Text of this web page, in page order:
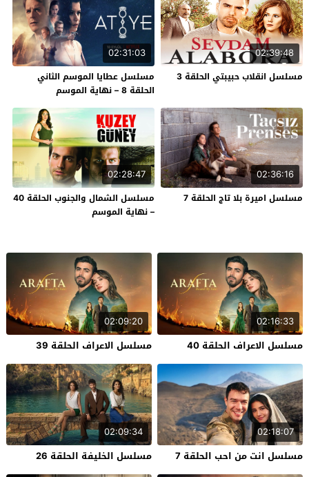
02:39:48
مسلسل انقلاب حبيبتي الحلقة 3
02:31:03
مسلسل عطايا الموسم الثاني
الحلقة 8 – نهاية الموسم
02:36:16
مسلسل اميرة بلا تاج الحلقة 7
02:28:47
مسلسل الشمال والجنوب الحلقة 40
– نهاية الموسم
02:16:33
مسلسل الاعراف الحلقة 40
02:09:20
مسلسل الاعراف الحلقة 39
02:18:07
مسلسل انت من احب الحلقة 7
02:09:34
مسلسل الخليفة الحلقة 26